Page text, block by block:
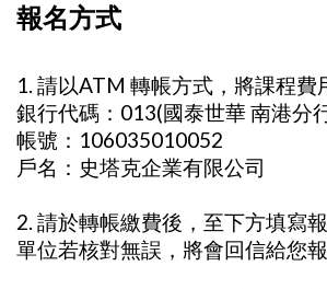
報名方式
1. 請以ATM 轉帳方式，將課程費
銀行代碼：013(國泰世華 南港分
帳號：106035010052
戶名：史塔克企業有限公司
2. 請於轉帳繳費後，至下方填寫
單位若核對無誤，將會回信給您報